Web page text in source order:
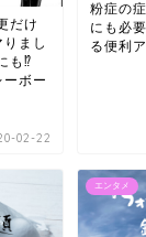
だけ
まし
も⁉
ーボー
02-22
粉症の
にも必
る便利
エンタメ